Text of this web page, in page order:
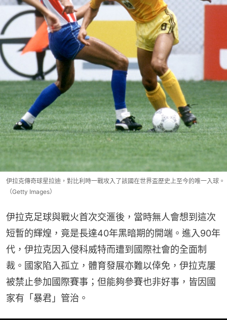
伊拉克傳奇球星拉迪，對比利時一戰攻入了該國在世界盃歷史上至今的唯一入球。
（Getty Images）
伊拉克足球與戰火首次交滙後，當時無人會想到這次
短暫的輝煌，竟是長達40年黑暗期的開端。進入90年
代，伊拉克因入侵科威特而遭到國際社會的全面制
裁。國家陷入孤立，體育發展亦難以倖免，伊拉克屢
被禁止參加國際賽事；但能夠參賽也非好事，皆因國
家有「暴君」管治。